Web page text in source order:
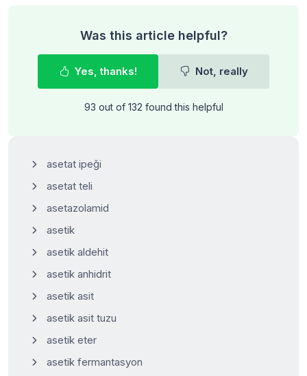
Was this article helpful?
Yes, thanks! Not, really
93 out of 132 found this helpful
asetat ipeği
asetat teli
asetazolamid
asetik
asetik aldehit
asetik anhidrit
asetik asit
asetik asit tuzu
asetik eter
asetik fermantasyon